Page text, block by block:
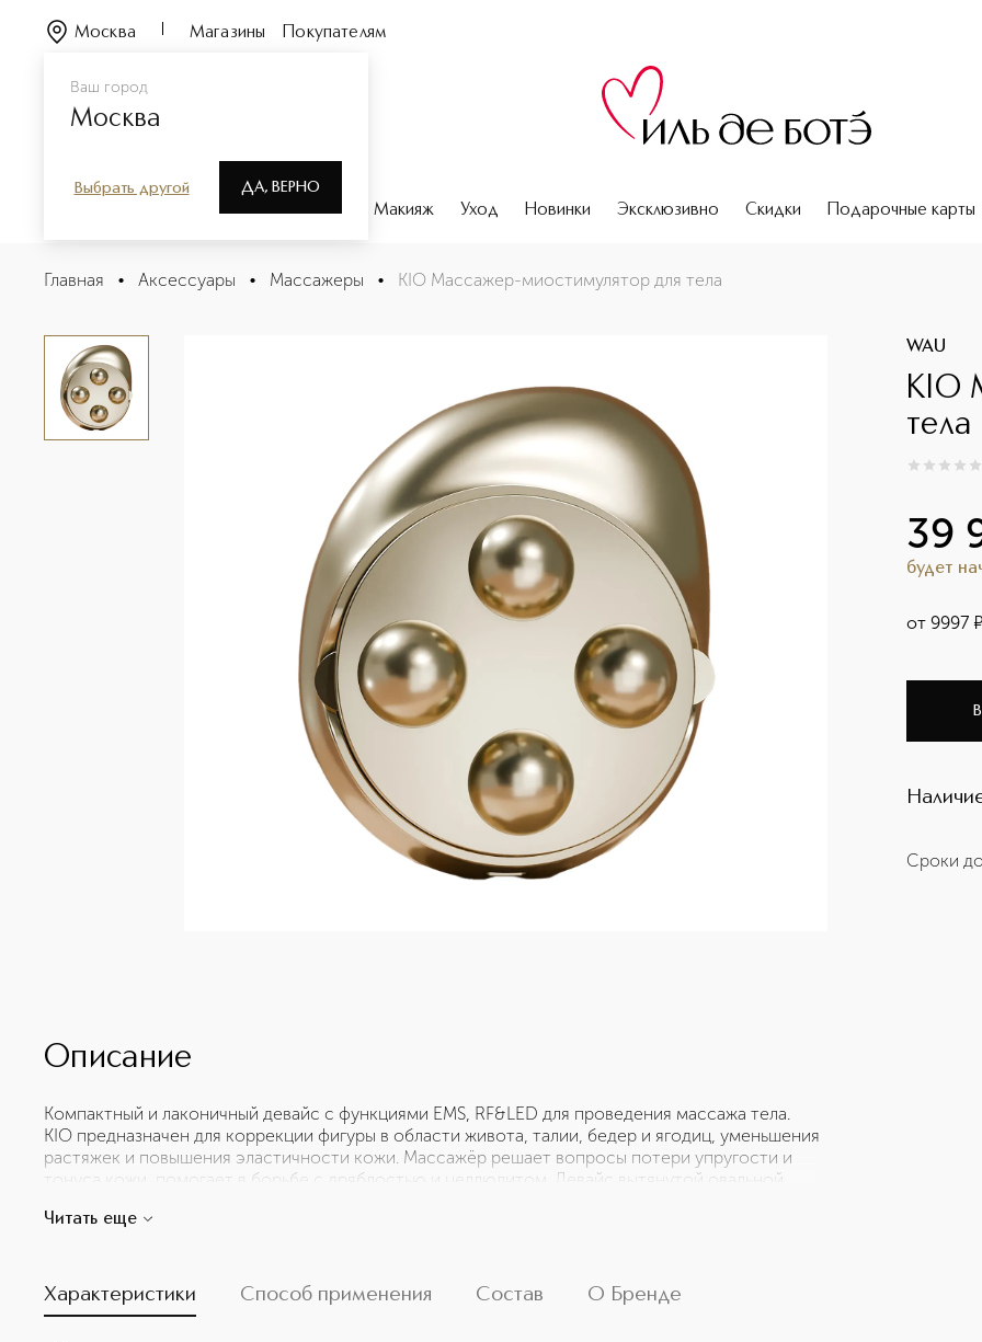
Ваш город
Москва
Выбрать другой ДА, ВЕРНО
Москва Магазины Покупателям
Парфюмерия Макияж Уход Новинки Эксклюзивно Скидки Подарочные карты
KIO Массажер-миостимулятор для тела
Описание
Главная • Аксессуары • Массажеры • KIO Массажер-миостимулятор для тела
WAU
KIO
тела
0из 0
39
будет
от 9997 ¤
Сроки
Описание
Компактный и лаконичный девайс с функциями EMS, RF&LED для проведения массажа тела.
KIO предназначен для коррекции фигуры в области живота, талии, бедер и ягодиц, уменьшения
растяжек и повышения эластичности кожи. Массажёр решает вопросы потери упругости и
тонуса кожи, помогает в борьбе с дряблостью и целлюлитом. Девайс вытянутой овальной
обеспечат качественное функционирование всех режимов. 3 регулируемых уровня EMS в
к эффективному воздействию и обеспечат результативное использование девайса.
комплектация Корпус устройства — 1 шт. Насадка EMS — 1 шт. Насадка RF&LED — 1 шт.
Читать еще
Характеристики Способ применения Состав О Бренде